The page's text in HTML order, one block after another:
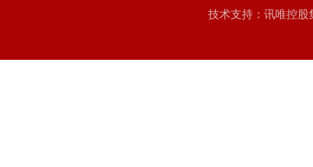
技术支持：讯唯控